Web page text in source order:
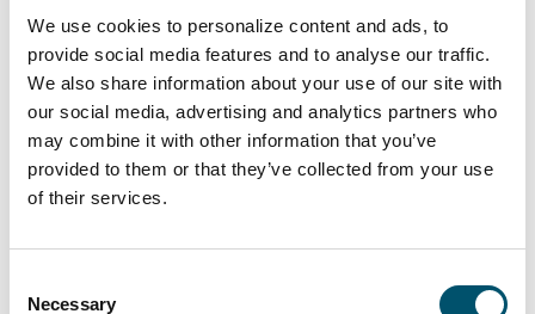
We use cookies to personalize content and ads, to
provide social media features and to analyse our traffic.
We also share information about your use of our site with
our social media, advertising and analytics partners who
may combine it with other information that you’ve
provided to them or that they’ve collected from your use
of their services.
Selection
Necessary
Glaston on mukana lasten tulevaisuutta
tukevassa ainutlaatuisessa
Ahlström
Collective Impact-yhteistyöhankkeessa
Suomen UNICEFin kanssa. Ahlström
Collective Impact on Ahlström-verkoston
yhtiöiden yhteiskuntavastuuhanke.
käynnistämä Ahlström Collective Impact on